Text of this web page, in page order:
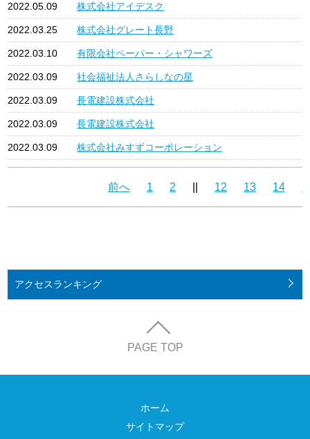
2022.05.09 株式会社アイデスク
2022.03.25 株式会社グレート長野
2022.03.10 有限会社ペーパー・シャワーズ
2022.03.09 社会福祉法人さらしなの星
2022.03.09 長電建設株式会社
2022.03.09 長電建設株式会社
2022.03.09 株式会社みすずコーポレーション
前へ 1 2 12 13 14
アクセスランキング
PAGE TOP
ホーム
サイトマップ